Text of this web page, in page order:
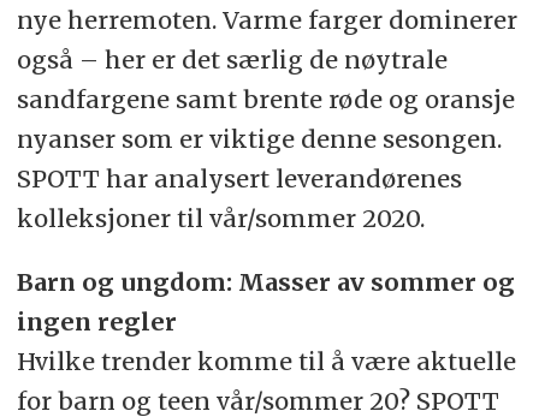
nye herremoten. Varme farger dominerer
også – her er det særlig de nøytrale
sandfargene samt brente røde og oransje
nyanser som er viktige denne sesongen.
SPOTT har analysert leverandørenes
kolleksjoner til vår/sommer 2020.
Barn og ungdom: Masser av sommer og
ingen regler
Hvilke trender komme til å være aktuelle
for barn og teen vår/sommer 20? SPOTT